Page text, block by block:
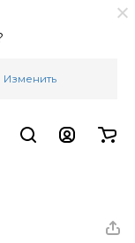
Изменить